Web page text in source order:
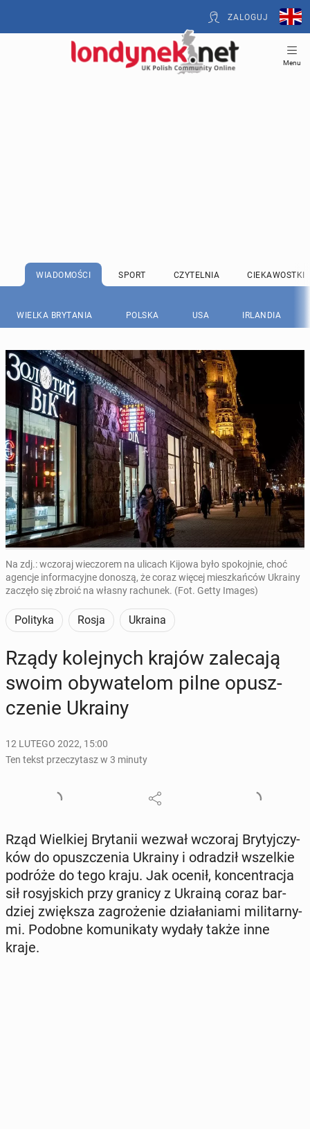
ZALOGUJ
Menu
WIADOMOŚCI SPORT CZYTELNIA CIEKAWOSTKI
WIELKA BRYTANIA POLSKA USA IRLANDIA
Na zdj.: wczoraj wieczorem na ulicach Kijowa było spokojnie, choć
agencje informacyjne donoszą, że coraz więcej mieszkańców Ukrainy
zaczęło się zbroić na własny rachunek. (Fot. Getty Images)
Polityka Rosja Ukraina
Rządy ko­lej­nych krajów za­le­ca­ją
swoim oby­wa­te­lom pilne opusz­
cze­nie Ukrainy
12 LUTEGO 2022, 15:00
Ten tekst przeczytasz w 3 minuty
Rząd Wiel­kiej Bry­ta­nii wezwał wczoraj Bry­tyj­czy­
ków do opusz­cze­nia Ukrainy i od­ra­dził wszel­kie
podróże do tego kraju. Jak ocenił, kon­cen­tra­cja
sił ro­syj­skich przy granicy z Ukrainą coraz bar­
dziej zwięk­sza za­gro­że­nie dzia­ła­nia­mi mi­li­tar­ny­
mi. Podobne ko­mu­ni­ka­ty wydały także inne
kraje.